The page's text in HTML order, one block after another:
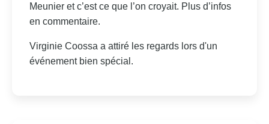
Meunier et c’est ce que l’on croyait. Plus d’infos
en commentaire.
Virginie Coossa a attiré les regards lors d'un
événement bien spécial.